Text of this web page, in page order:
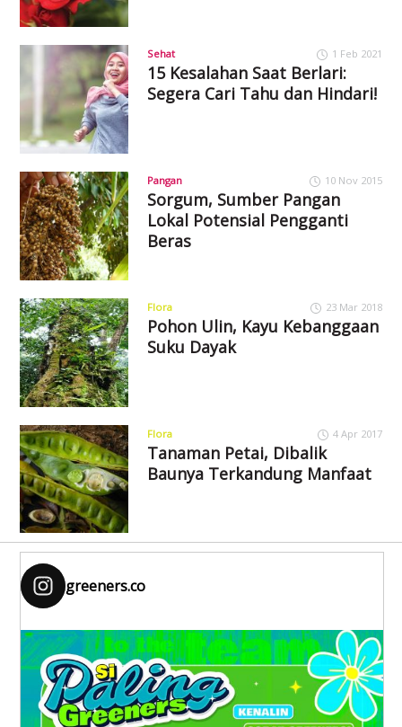
Sehat 1 Feb 2021
15 Kesalahan Saat Berlari:
Segera Cari Tahu dan Hindari!
Pangan 10 Nov 2015
Sorgum, Sumber Pangan
Lokal Potensial Pengganti
Beras
Flora 23 Mar 2018
Pohon Ulin, Kayu Kebanggaan
Suku Dayak
Flora 4 Apr 2017
Tanaman Petai, Dibalik
Baunya Terkandung Manfaat
greeners.co